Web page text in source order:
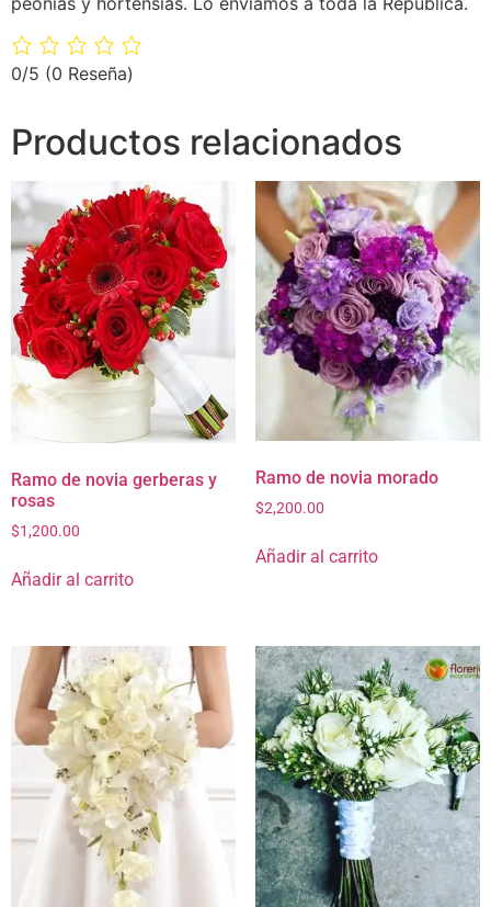
0/5 (0 Reseña)
Productos relacionados
Ramo de novia gerberas y
rosas
$1,200.00
Añadir al carrito
Ramo de novia morado
$2,200.00
Añadir al carrito